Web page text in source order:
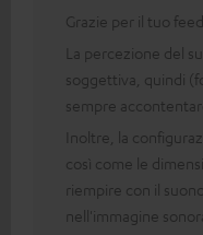
Grazie per il tuo
La percezione del
soggettiva, quindi
sempre
Inoltre, la
così come le
riempire con il
nell'immagine